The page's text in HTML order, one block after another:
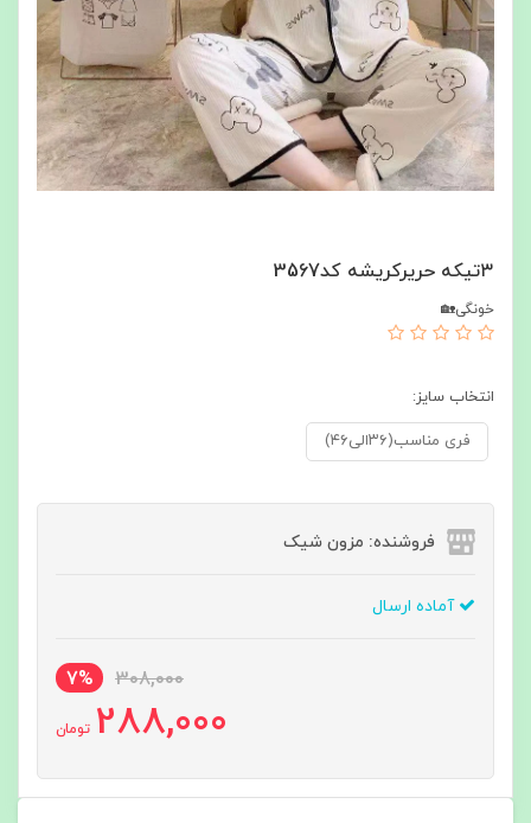
۳تیکه حریرکریشه کد3567
خونگی🏡
انتخاب سایز:
فری مناسب(۳۶الی۴۶)
فروشنده: مزون شیک
آماده ارسال
308,000
7%
288,000 تومان